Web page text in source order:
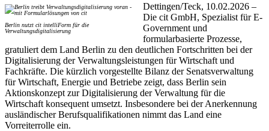
Berlin nutzt cit intelliForm für die
Verwaltungsdigitalisierung
Dettingen/Teck, 10.02.2026 –
Die cit GmbH, Spezialist für E-
Government und
formularbasierte Prozesse,
gratuliert dem Land Berlin zu den deutlichen Fortschritten bei der
Digitalisierung der Verwaltungsleistungen für Wirtschaft und
Fachkräfte. Die kürzlich vorgestellte Bilanz der Senatsverwaltung
für Wirtschaft, Energie und Betriebe zeigt, dass Berlin sein
Aktionskonzept zur Digitalisierung der Verwaltung für die
Wirtschaft konsequent umsetzt. Insbesondere bei der Anerkennung
ausländischer Berufsqualifikationen nimmt das Land eine
Vorreiterrolle ein.